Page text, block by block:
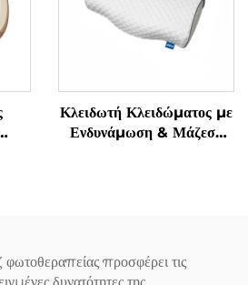
Κλειδωτή Κλειδώματος με
Ενδυνάμωση & Μάζεση
προσφέρει τις